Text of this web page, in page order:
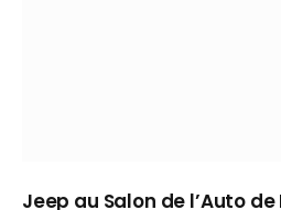
Jeep au Salon de l’Auto